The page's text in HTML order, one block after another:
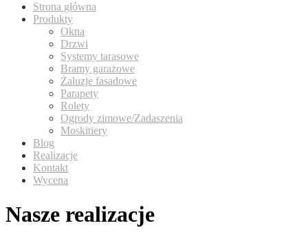
Strona główna
Produkty
Okna
Drzwi
Systemy tarasowe
Bramy garażowe
Żaluzje fasadowe
Parapety
Rolety
Ogrody zimowe/Zadaszenia
Moskitiery
Blog
Realizacje
Kontakt
Wycena
Nasze realizacje